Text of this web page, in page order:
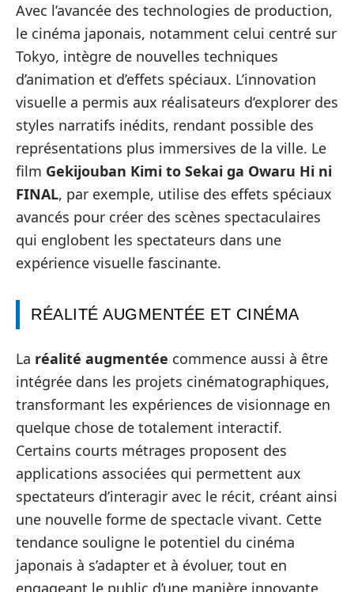
Avec l’avancée des technologies de production,
le cinéma japonais, notamment celui centré sur
Tokyo, intègre de nouvelles techniques
d’animation et d’effets spéciaux. L’innovation
visuelle a permis aux réalisateurs d’explorer des
styles narratifs inédits, rendant possible des
représentations plus immersives de la ville. Le
film Gekijouban Kimi to Sekai ga Owaru Hi ni
FINAL, par exemple, utilise des effets spéciaux
avancés pour créer des scènes spectaculaires
qui englobent les spectateurs dans une
expérience visuelle fascinante.
RÉALITÉ AUGMENTÉE ET CINÉMA
La réalité augmentée commence aussi à être
intégrée dans les projets cinématographiques,
transformant les expériences de visionnage en
quelque chose de totalement interactif.
Certains courts métrages proposent des
applications associées qui permettent aux
spectateurs d’interagir avec le récit, créant ainsi
une nouvelle forme de spectacle vivant. Cette
tendance souligne le potentiel du cinéma
japonais à s’adapter et à évoluer, tout en
engageant le public d’une manière innovante.